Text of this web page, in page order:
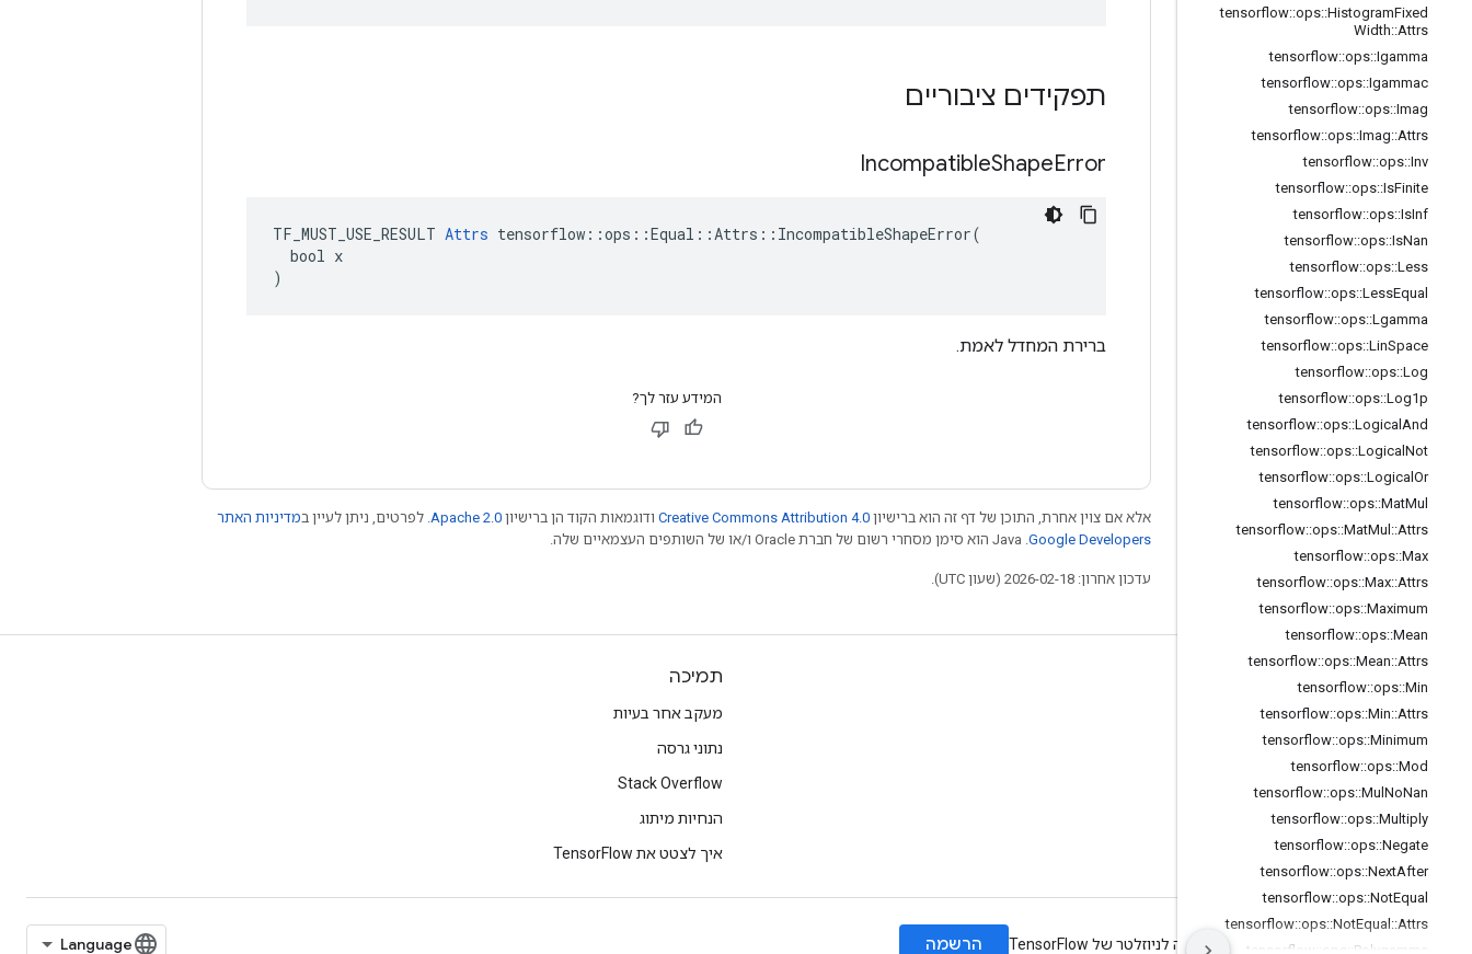
tensorflow::ops::HistogramFixed
Width::Attrs
tensorflow::ops::Igamma
tensorflow::ops::Igammac
tensorflow::ops::Imag
tensorflow::ops::Imag::Attrs
tensorflow::ops::Inv
tensorflow::ops::IsFinite
tensorflow::ops::IsInf
tensorflow::ops::IsNan
tensorflow::ops::Less
tensorflow::ops::LessEqual
tensorflow::ops::Lgamma
tensorflow::ops::LinSpace
tensorflow::ops::Log
tensorflow::ops::Log1p
tensorflow::ops::Logical And
tensorflow::ops::Logical Not
tensorflow::ops::Logical Or
tensorflow::ops::MatMul
tensorflow::ops::MatMul ::Attrs
tensorflow::ops::Max
tensorflow::ops::Max::Attrs
tensorflow::ops::Maximum
tensorflow::ops::Mean
tensorflow::ops::Mean::Attrs
tensorflow::ops::Min
tensorflow::ops::Min::Attrs
tensorflow::ops::Minimum
tensorflow::ops::Mod
tensorflow::ops::Mul NoNan
tensorflow::ops::Multiply
tensorflow::ops::Negate
tensorflow::ops::NextAfter
tensorflow::ops::NotEqual
tensorflow::ops::NotEqual::Attrs
tensorflow
Polygamma
תפקידים ציבוריים
IncompatibleShapeError
TF_MUST_USE_RESULT Attrs tensorflow::ops::Equal::Attrs::IncompatibleShapeError(
  bool x
)
ברירת המחדל לאמת.
המידע עזר לך?
אלא אם צוין אחרת, התוכן של דף זה הוא ברישיון Creative Commons Attribution 4.0 ודוגמאות הקוד הן ברישיון Apache 2.0 . לפרטים, ניתן לעיין במדיניות האתר
Google Developers‏
עדכון אחרון: 2026-02-18 (שעון UTC).
לא להתנתק
בלוג
פורום
Twitter
YouTube
תמיכה
מעקב אחר בעיות
נתוני גרסה
Stack Overflow
הנחיות מיתוג
איך לצטט את TensorFlow
פרטיות Manage cookies הרשמה לניוזלטר של TensorFlow הרשמה